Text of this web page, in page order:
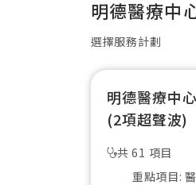
明德醫療中
選擇服務計劃
明德醫療中
(2項超聲波)
共 61 項目
重點項目: